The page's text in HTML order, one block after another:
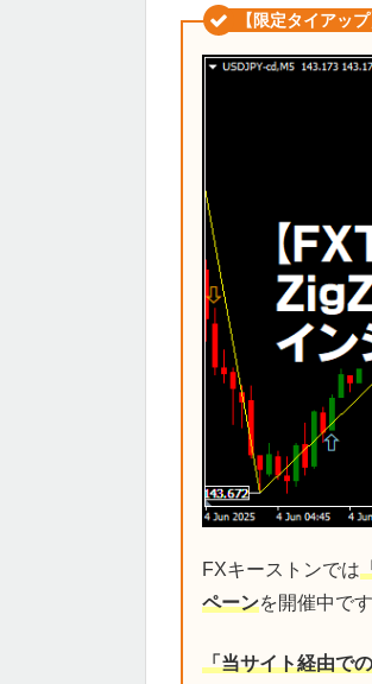
【限定タイアッ
FXキーストンでは
ペーンを開催中です
「当サイト経由で